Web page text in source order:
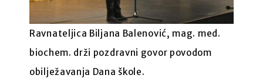
Ravnateljica Biljana Balenović, mag. med.
biochem. drži pozdravni govor povodom
obilježavanja Dana škole.